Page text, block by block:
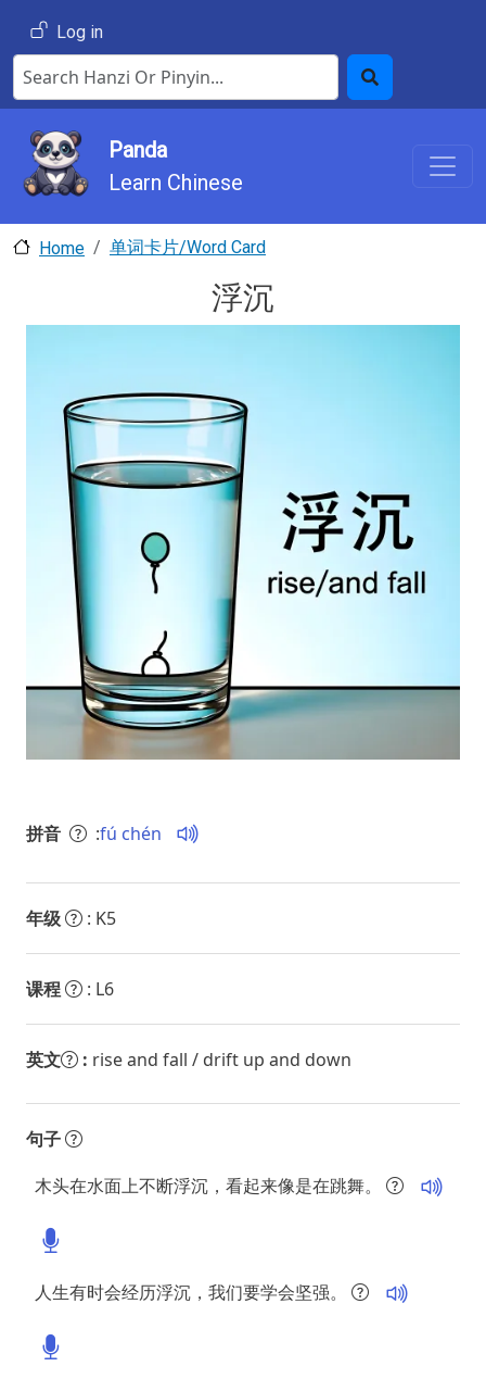
User account menu
Log in
Search Hanzi or Pinyin
Search
Panda
Learn Chinese
Home 单词卡片/Word Card
浮沉
拼音 :fú chén
年级 : K5
课程 : L6
英文 : rise and fall / drift up and down
句子
木头在水面上不断浮沉，看起来像是在跳舞。
人生有时会经历浮沉，我们要学会坚强。